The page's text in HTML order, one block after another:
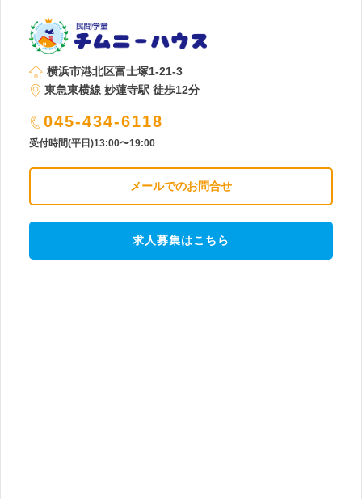
横浜市港北区富士塚1-21-3
東急東横線 妙蓮寺駅 徒歩12分
045-434-6118
受付時間(平日)13:00〜19:00
メールでのお問合せ
求人募集はこちら